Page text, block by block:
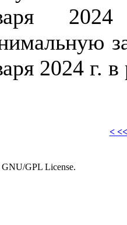
2024 г.
< <<
GNU/GPL License.